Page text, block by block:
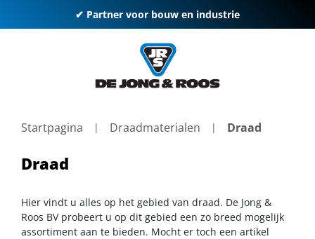
✔ Partner voor bouw en industrie
Startpagina Draadmaterialen Draad
Draad
Hier vindt u alles op het gebied van draad. De Jong &
Roos BV probeert u op dit gebied een zo breed mogelijk
assortiment aan te bieden. Mocht er toch een artikel